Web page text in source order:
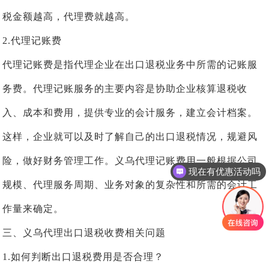
税金额越高，代理费就越高。
2.代理记账费
代理记账费是指代理企业在出口退税业务中所需的记账服
务费。代理记账服务的主要内容是协助企业核算退税收
入、成本和费用，提供专业的会计服务，建立会计档案。
这样，企业就可以及时了解自己的出口退税情况，规避风
险，做好财务管理工作。义乌代理记账费用一般根据公司
规模、代理服务周期、业务对象的复杂性和所需的会计工
作量来确定。
三、义乌代理出口退税收费相关问题
1.如何判断出口退税费用是否合理？
现在有优惠活动吗